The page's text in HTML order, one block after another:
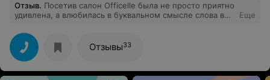
Отзыв. Посетив салон Officelle была не просто приятно
удивлена, а влюбилась в буквальном смысле слова в
гель- лаком маникюр с шикарными акварельными
цветочками.
Еще
Отзывы33